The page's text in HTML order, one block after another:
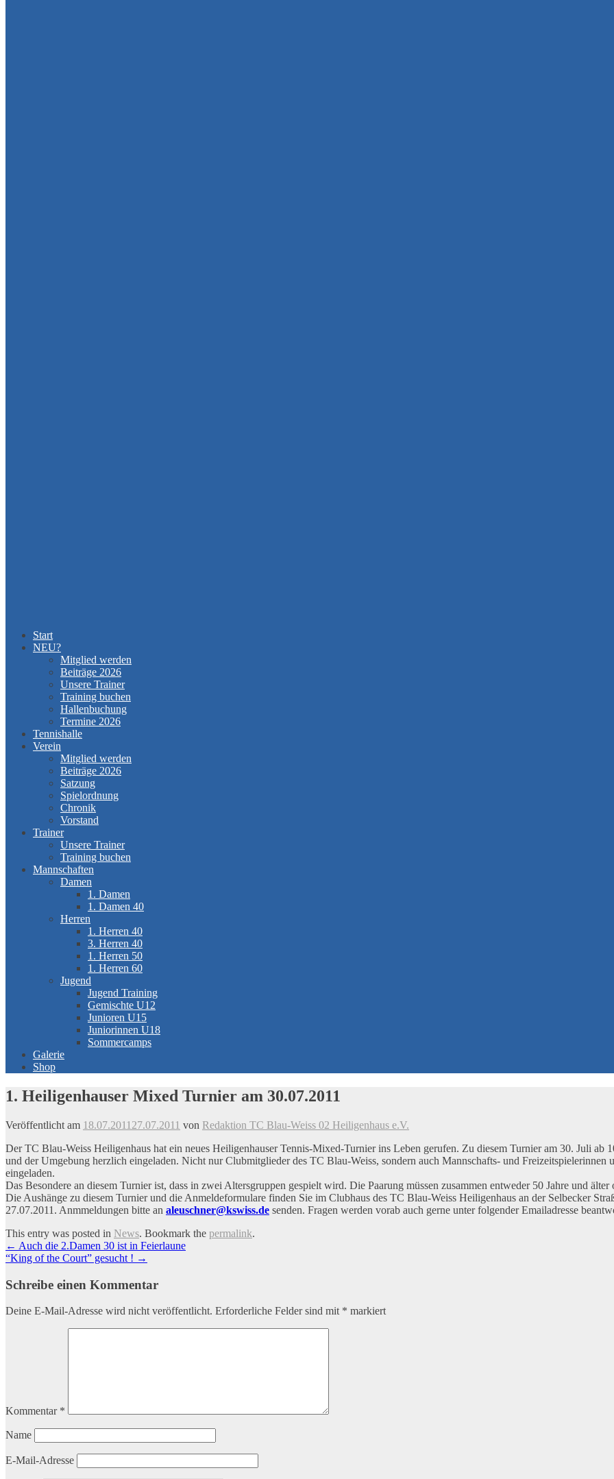
Start
NEU?
Mitglied werden
Beiträge 2026
Unsere Trainer
Training buchen
Hallenbuchung
Termine 2026
Tennishalle
Verein
Mitglied werden
Beiträge 2026
Satzung
Spielordnung
Chronik
Vorstand
Trainer
Unsere Trainer
Training buchen
Mannschaften
Damen
1. Damen
1. Damen 40
Herren
1. Herren 40
3. Herren 40
1. Herren 50
1. Herren 60
Jugend
Jugend Training
Gemischte U12
Junioren U15
Juniorinnen U18
Sommercamps
Galerie
Shop
1. Heiligenhauser Mixed Turnier am 30.07.2011
Veröffentlicht am 18.07.2011 27.07.2011 von Redaktion TC Blau-Weiss 02 Heiligenhaus e.V.
Der TC Blau-Weiss Heiligenhaus hat ein neues Heiligenhauser Tennis-Mixed-Turnier ins Leben gerufen. Zu diesem Turnier am 30. Juli ab
und der Umgebung herzlich eingeladen. Nicht nur Clubmitglieder des TC Blau-Weiss, sondern auch Mannschafts- und Freizeitspielerinnen
eingeladen.
Das Besondere an diesem Turnier ist, dass in zwei Altersgruppen gespielt wird. Die Paarung müssen zusammen entweder 50 Jahre und älter
Die Aushänge zu diesem Turnier und die Anmeldeformulare finden Sie im Clubhaus des TC Blau-Weiss Heiligenhaus an der Selbecker
27.07.2011. Anmmeldungen bitte an aleuschner@kswiss.de senden. Fragen werden vorab auch gerne unter folgender Emailadresse
This entry was posted in News. Bookmark the permalink.
Artikel-
Navigation
← Auch die 2.Damen 30 ist in Feierlaune
“King of the Court” gesucht ! →
Schreibe einen Kommentar
Deine E-Mail-Adresse wird nicht veröffentlicht. Erforderliche Felder sind mit * markiert
Kommentar *
Name
E-Mail-Adresse